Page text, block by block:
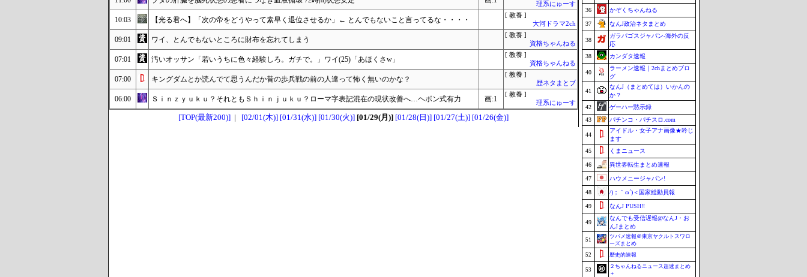
理系にゅーす
10:03 【光る君へ】「次の帝をどうやって素早く退位させるか」← とんでもないこと言ってるな・・・・
[ 教養 ]
大河ドラマ2ch
09:01 ワイ、とんでもないところに財布を忘れてしまう
[ 教養 ]
資格ちゃんねる
07:01 汚いオッサン「若いうちに色々経験しろ。ガチで。」ワイ(25)「あほくさw」
[ 教養 ]
資格ちゃんねる
07:00 キングダムとか読んでて思うんだか昔の歩兵戦の前の人達って怖く無いのかな？
[ 教養 ]
歴ネタまとブ
06:00 Ｓｉｎｚｙｕｋｕ？それともＳｈｉｎｊｕｋｕ？ローマ字表記混在の現状改善へ…ヘボン式有力 画:1
[ 教養 ]
理系にゅーす
[TOP(最新200)]| [02/01(木)] [01/31(水)] [01/30(火)] [01/29(月)] [01/28(日)] [01/27(土)] [01/26(金)]
36 かぞくちゃんねる
37 なんJ政治ネタまとめ
38
ガラパゴスジャパン-海外の反
応
38
カンダタ速報
40
ラーメン速報｜2chまとめブロ
グ
41
なんJ（まとめては）いかんの
か？
42
ゲーハー黙示録
43
パチンコ・パチスロ.com
44
アイドル・女子アナ画像★吟じ
ます
45
くまニュース
46 異世界転生まとめ速報
47 ハウメニージャパン!
48 /)；｀ω´)＜国家総動員報
49 なんJ PUSH!!
49
なんでも受信遅報@なんJ・お
んJまとめ
51
ツバメ速報＠東京ヤクルトスワロ
ーズまとめ
52
歴史的速報
53
２ちゃんねるニュース超速まとめ
＋